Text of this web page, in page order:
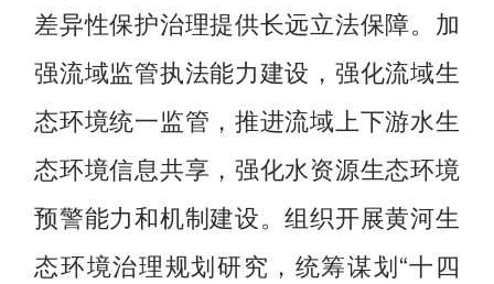
差异性保护治理提供长远立法保障。加
强流域监管执法能力建设，强化流域生
态环境统一监管，推进流域上下游水生
态环境信息共享，强化水资源生态环境
预警能力和机制建设。组织开展黄河生
态环境治理规划研究，统筹谋划“十四